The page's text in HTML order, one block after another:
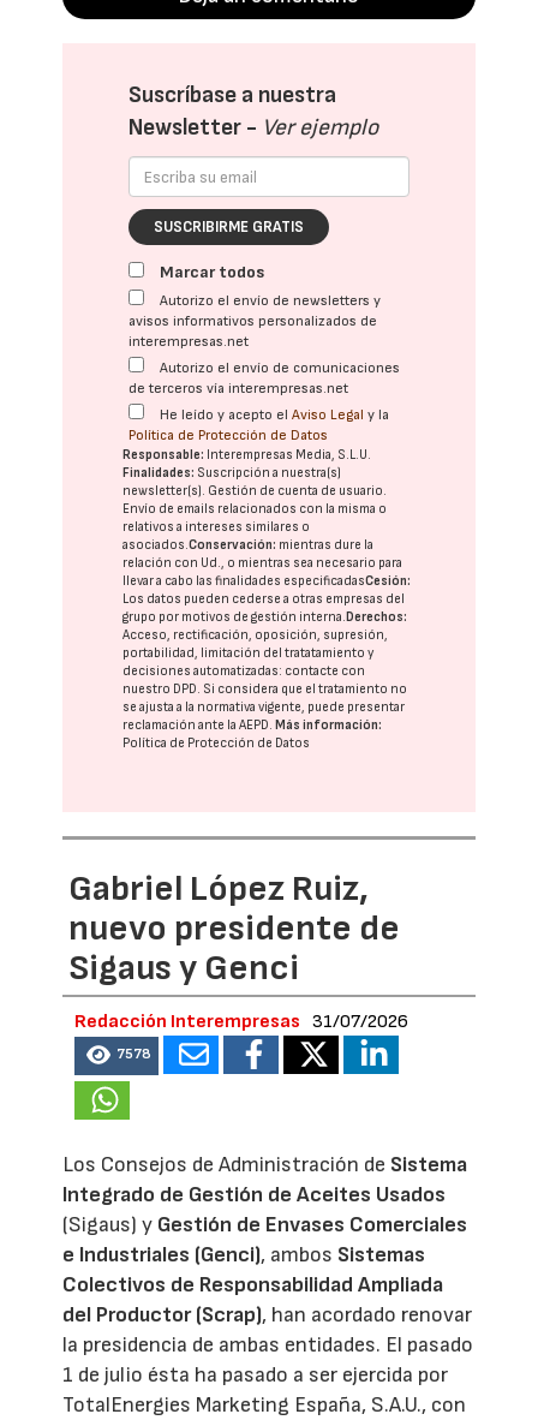
Suscríbase a nuestra
Newsletter - Ver ejemplo
SUSCRIBIRME GRATIS
Marcar todos
Autorizo el envío de newsletters y
avisos informativos personalizados de
interempresas.net
Autorizo el envío de comunicaciones
de terceros vía interempresas.net
He leído y acepto elAviso Legal y la
Política de Protección de Datos
Responsable: Interempresas Media, S.L.U.
Finalidades: Suscripción a nuestra(s)
newsletter(s). Gestión de cuenta de usuario.
Envío de emails relacionados con la misma o
relativos a intereses similares o
asociados.Conservación: mientras dure la
relación con Ud., o mientras sea necesario para
llevar a cabo las finalidades especificadasCesión:
Los datos pueden cederse a otras empresas del
grupo por motivos de gestión interna. Derechos:
Acceso, rectificación, oposición, supresión,
portabilidad, limitación del tratatamiento y
decisiones automatizadas: contacte con
nuestro DPD. Si considera que el tratamiento no
se ajusta a la normativa vigente, puede presentar
reclamación ante laAEPD. Más información:
Política de Protección de Datos
Gabriel López Ruiz,
nuevo presidente de
Sigaus y Genci
Redacción Interempresas 31/07/2026
7578
Los Consejos de Administración de Sistema
Integrado de Gestión de Aceites Usados
(Sigaus) y Gestión de Envases Comerciales
e Industriales (Genci), ambos Sistemas
Colectivos de Responsabilidad Ampliada
del Productor (Scrap), han acordado renovar
la presidencia de ambas entidades. El pasado
1 de julio ésta ha pasado a ser ejercida por
TotalEnergies Marketing España, S.A.U., con